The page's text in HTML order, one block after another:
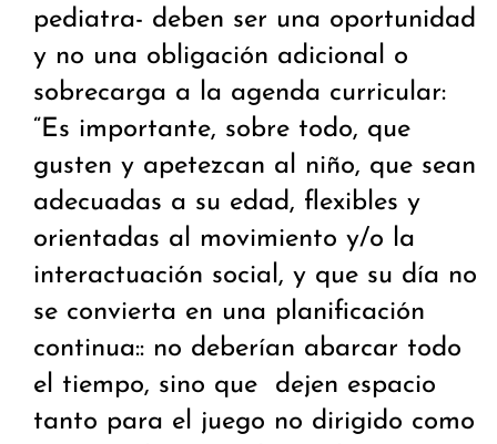
pediatra- deben ser una oportunidad
y no una obligación adicional o
sobrecarga a la agenda curricular:
“Es importante, sobre todo, que
gusten y apetezcan al niño, que sean
adecuadas a su edad, flexibles y
orientadas al movimiento y/o la
interactuación social, y que su día no
se convierta en una planificación
continua:: no deberían abarcar todo
el tiempo, sino que dejen espacio
tanto para el juego no dirigido como